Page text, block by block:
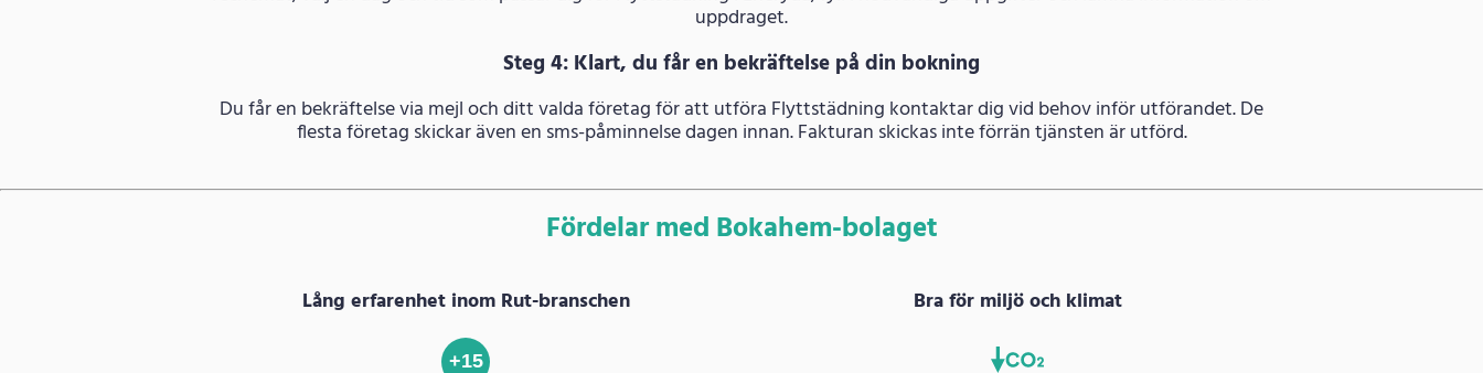
uppdraget.
Steg 4: Klart, du får en bekräftelse på din bokning
Du får en bekräftelse via mejl och ditt valda företag för att utföra Flyttstädning kontaktar dig vid behov inför utförandet. De
flesta företag skickar även en sms-påminnelse dagen innan. Fakturan skickas inte förrän tjänsten är utförd.
Fördelar med Bokahem-bolaget
Lång erfarenhet inom Rut-branschen
+15
Bra för miljö och klimat